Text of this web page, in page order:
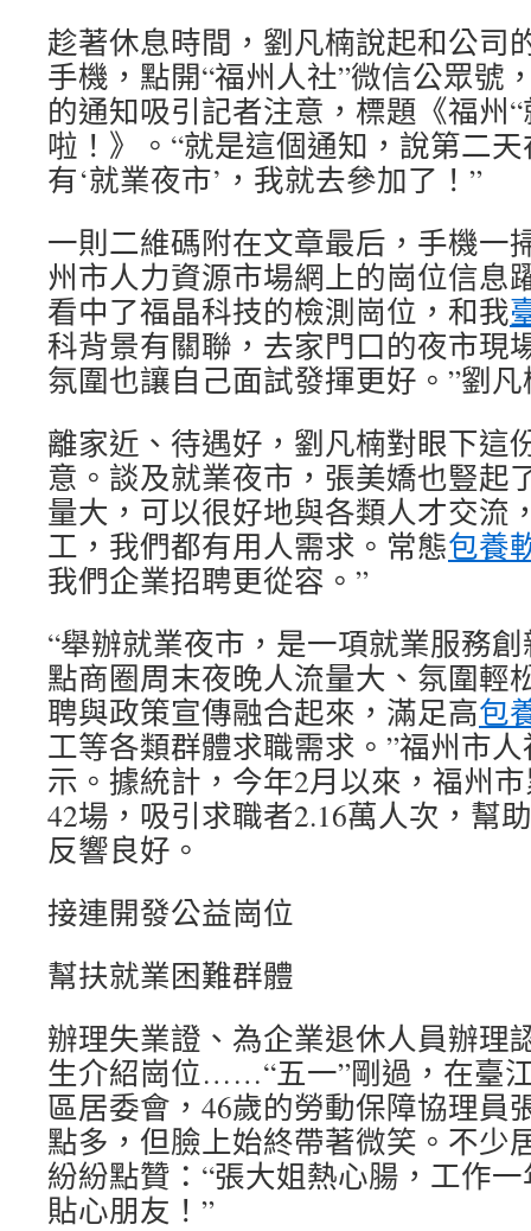
趁著休息時間，劉凡楠說起和公
手機，點開“福州人社”微信公眾號
的通知吸引記者注意，標題《福州
啦！》。“就是這個通知，說第二
有‘就業夜市’，我就去參加了！”
一則二維碼附在文章最后，手機一
州市人力資源市場網上的崗位信息
看中了福晶科技的檢測崗位，和我
科背景有關聯，去家門口的夜市現
氛圍也讓自己面試發揮更好。”劉
離家近、待遇好，劉凡楠對眼下這
意。談及就業夜市，張美嬌也豎起
量大，可以很好地與各類人才交流
工，我們都有用人需求。常態包養
我們企業招聘更從容。”
“舉辦就業夜市，是一項就業服務
點商圈周末夜晚人流量大、氛圍輕
聘與政策宣傳融合起來，滿足高包
工等各類群體求職需求。”福州市
示。據統計，今年2月以來，福州
42場，吸引求職者2.16萬人次，幫
反響良好。
接連開發公益崗位
幫扶就業困難群體
辦理失業證、為企業退休人員辦理
生介紹崗位……“五一”剛過，在臺
區居委會，46歲的勞動保障協理員
點多，但臉上始終帶著微笑。不少
紛紛點贊：“張大姐熱心腸，工作
貼心朋友！”